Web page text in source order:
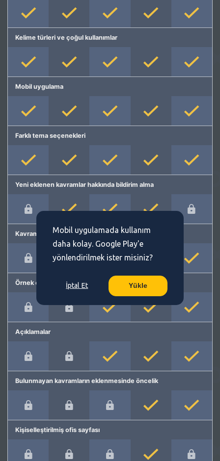
Kelime türleri ve çoğul kullanımlar
Mobil uygulama
Farklı tema seçenekleri
Yeni eklenen kavramlar hakkında bildirim alma
Kavram önerme
Örnek cümleler
Açıklamalar
Bulunmayan kavramların eklenmesinde öncelik
Kişiselleştirilmiş ofis sayfası
Mobil uygulamada kullanım
daha kolay. Google Play'e
yönlendirilmek ister misiniz?
İptal Et Yükle